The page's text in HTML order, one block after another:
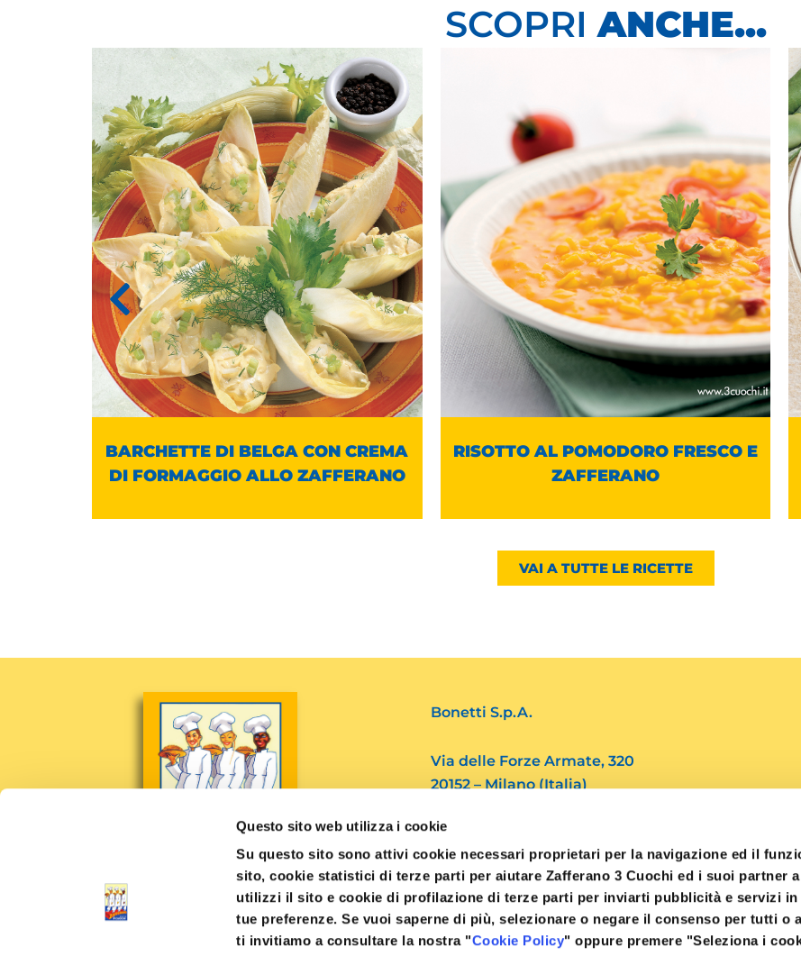
Questo sito web utilizza i cookie
Su questo sito sono attivi cookie necessari proprietari per la navigazione ed il
sito, cookie statistici di terze parti per aiutare Zafferano 3 Cuochi ed i suoi partner
utilizzi il sito e cookie di profilazione di terze parti per inviarti pubblicità e servizi in
tue preferenze. Se vuoi saperne di più, selezionare o negare il consenso per tutti o
ti invitiamo a consultare la nostra "Cookie Policy" oppure premere "Seleziona i
SCOPRIANCHE...
BARCHETTE DI BELGA CON CREMA
DI FORMAGGIO ALLO ZAFFERANO
RISOTTO AL POMODORO FRESCO E
ZAFFERANO
VAI A TUTTE LE RICETTE
Bonetti S.p.A.
Via delle Forze Armate, 320
20152 – Milano (Italia)
Tel. 39.02 4562082
Fax. 39.02 48910769
info@3cuochi.it